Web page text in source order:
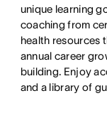
unique learning
coaching from
health resources
annual career
building. Enjoy
and a library of